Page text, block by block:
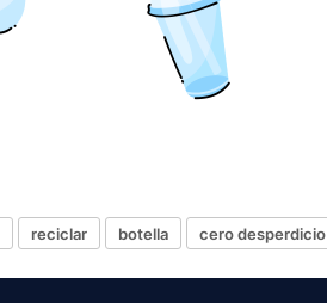
reciclar botella cero desperdicio